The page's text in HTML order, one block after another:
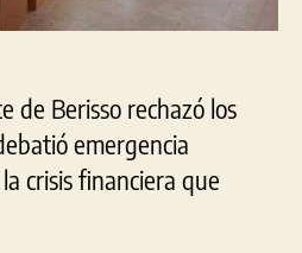
de Berisso rechazó los
emergencia
crisis financiera que